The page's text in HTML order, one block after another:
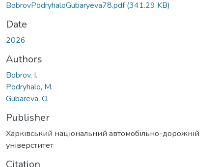
BobrovPodryhaloGubaryeva78.pdf(341.29 KB)
Date
2026
Authors
Bobrov, I.
Podryhalo, M.
Gubareva, O.
Publisher
Харківський національний автомобільно-дорожній
універститет
Citation